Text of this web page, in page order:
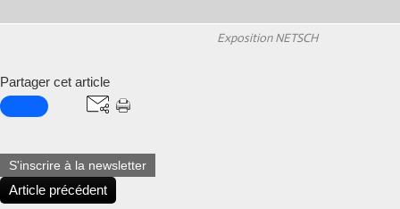
Exposition NETSCH
Partager cet article
S'inscrire à la newsletter
Article précédent